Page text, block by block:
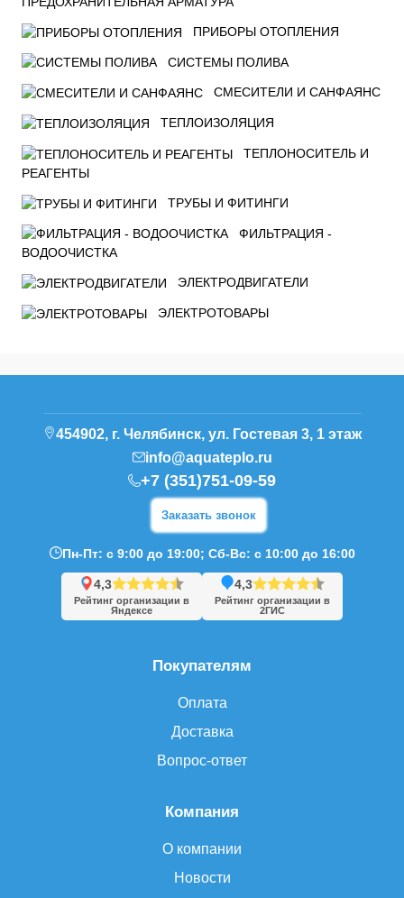
ПРИБОРЫ ОТОПЛЕНИЯ
СИСТЕМЫ ПОЛИВА
СМЕСИТЕЛИ И САНФАЯНС
ТЕПЛОИЗОЛЯЦИЯ
ТЕПЛОНОСИТЕЛЬ И
РЕАГЕНТЫ
ТРУБЫ И ФИТИНГИ
ФИЛЬТРАЦИЯ -
ВОДООЧИСТКА
ЭЛЕКТРОДВИГАТЕЛИ
ЭЛЕКТРОТОВАРЫ
Компания
О компании
Новости
Покупателям
Оплата
Доставка
Вопрос-ответ
454902, г. Челябинск, ул. Гостевая 3, 1 этаж
info@aquateplo.ru
+7 (351)751-09-59
Заказать звонок
Пн-Пт: с 9:00 до 19:00; Сб-Вс: с 10:00 до 16:00
4,3
Рейтинг организации в
Яндексе
4,3
Рейтинг организации в
2ГИС